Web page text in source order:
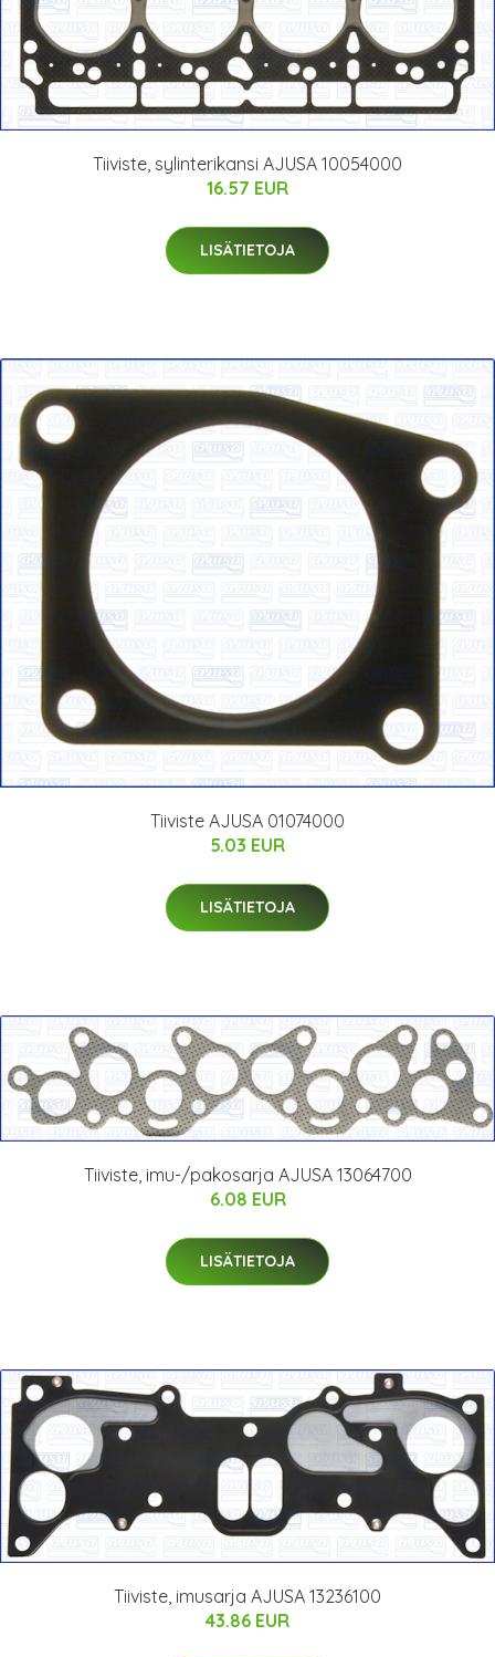
Tiiviste, sylinterikansi AJUSA 10054000
16.57 EUR
LISÄTIETOJA
Tiiviste AJUSA 01074000
5.03 EUR
LISÄTIETOJA
Tiiviste, imu-/pakosarja AJUSA 13064700
6.08 EUR
LISÄTIETOJA
Tiiviste, imusarja AJUSA 13236100
43.86 EUR